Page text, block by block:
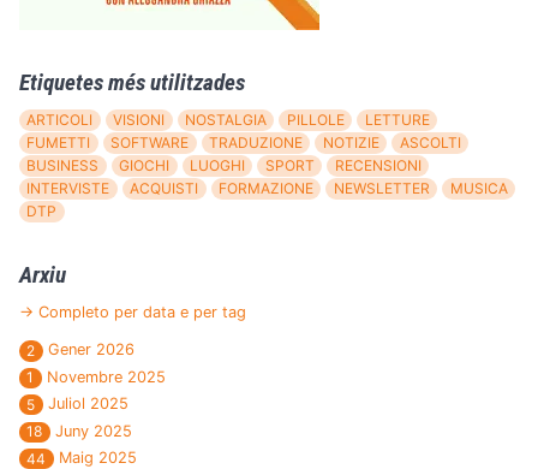
Etiquetes més utilitzades
ARTICOLI VISIONI NOSTALGIA PILLOLE
LETTURE
FUMETTI
SOFTWARE TRADUZIONE NOTIZIE
ASCOLTI
BUSINESS
GIOCHI LUOGHI SPORT
RECENSIONI
INTERVISTE
ACQUISTI FORMAZIONE NEWSLETTER
MUSICA
DTP
Arxiu
→ Completo per data e per tag
2
Gener 2026
1
Novembre 2025
5
Juliol 2025
18
Juny 2025
44
Maig 2025